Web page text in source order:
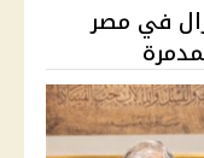
في مصر